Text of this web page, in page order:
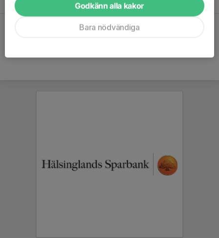
18:00-20:00 LedarrummetGodkänn alla kakor
Bara nödvändiga